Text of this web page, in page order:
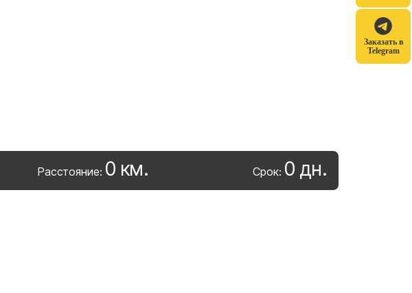
Заказать в
Telegram
Расстояние: 0 км. Срок: 0 дн.